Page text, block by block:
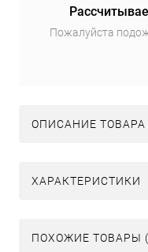
Пожалуйста
ОПИСАНИЕ ТОВАРА
ХАРАКТЕРИСТИКИ
ПОХОЖИЕ ТОВАРЫ